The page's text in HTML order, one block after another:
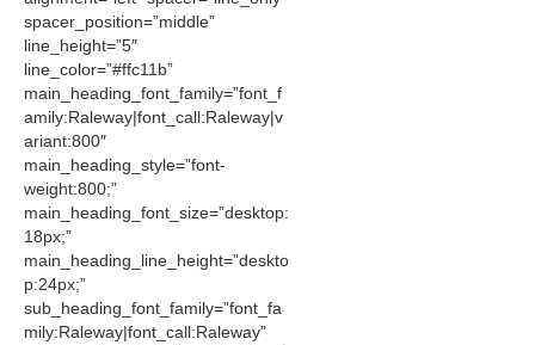
spacer_position=”middle”
line_height=”5″
line_color=”#ffc11b”
main_heading_font_family=”font_f
amily:Raleway|font_call:Raleway|v
ariant:800″
main_heading_style=”font-
weight:800;”
main_heading_font_size=”desktop:
18px;”
main_heading_line_height=”deskto
p:24px;”
sub_heading_font_family=”font_fa
mily:Raleway|font_call:Raleway”